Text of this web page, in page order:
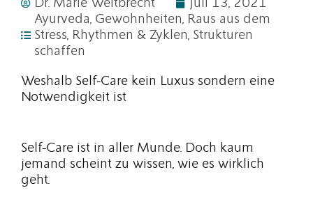
Dr. Marie Weitbrecht
Juli 13, 2021
Ayurveda, Gewohnheiten, Raus aus dem
Stress, Rhythmen & Zyklen, Strukturen
schaffen
Weshalb Self-Care kein Luxus sondern eine
Notwendigkeit ist
Self-Care ist in aller Munde. Doch kaum
jemand scheint zu wissen, wie es wirklich
geht.